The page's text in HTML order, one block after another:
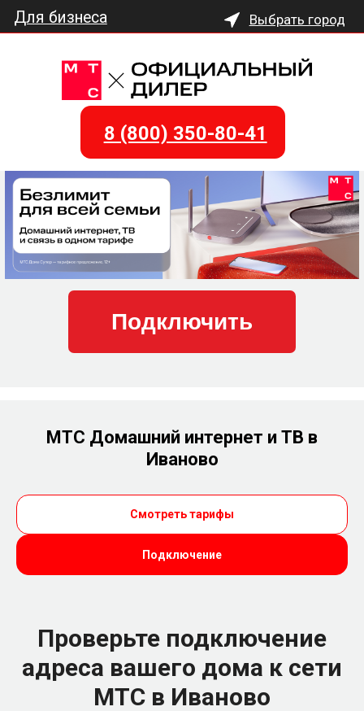
Выбрать город
8 (800) 350-80-41
Для бизнеса
Интернет и Цифровое
Телевидение от МТС
Подключить
МТС Домашний интернет и ТВ в
Иваново
Смотреть тарифы
Подключение
Проверьте подключение
адреса вашего дома к сети
МТС в Иваново